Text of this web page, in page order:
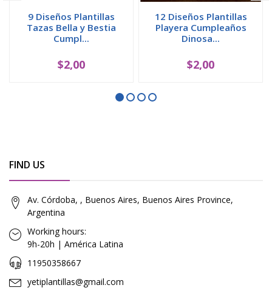
9 Diseños Plantillas
Tazas Bella y Bestia
Cumpl...
$2,00
12 Diseños Plantillas
Playera Cumpleaños
Dinosa...
$2,00
FIND US
Av. Córdoba, , Buenos Aires, Buenos Aires Province,
Argentina
Working hours:
9h-20h | América Latina
11950358667
yetiplantillas@gmail.com